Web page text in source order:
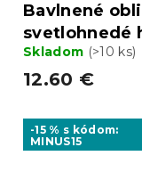
Bavlnené
svetlohnedé
Skladom (>10 ks)
12.60 €
-15 % s kódom:
MINUS15